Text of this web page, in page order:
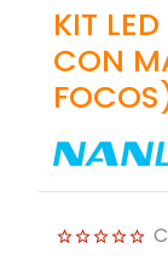
KIT
CON